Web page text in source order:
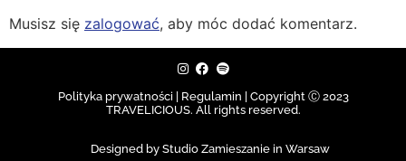
Musisz się zalogować, aby móc dodać komentarz.
Polityka prywatności | Regulamin | Copyright Ⓒ 2023
TRAVELICIOUS. All rights reserved.
Designed by Studio Zamieszanie in Warsaw